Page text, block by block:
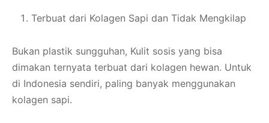
Terbuat dari Kolagen Sapi dan Tidak Mengkilap
Bukan plastik sungguhan, Kulit sosis yang bisa
dimakan ternyata terbuat dari kolagen hewan. Untuk
di Indonesia sendiri, paling banyak menggunakan
kolagen sapi.